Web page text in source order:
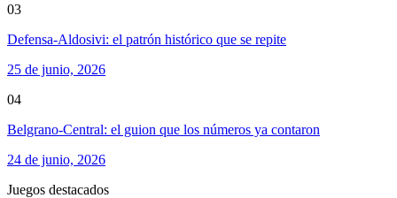
03
Defensa-Aldosivi: el patrón histórico que se repite
25 de junio, 2026
04
Belgrano-Central: el guion que los números ya contaron
24 de junio, 2026
Juegos destacados